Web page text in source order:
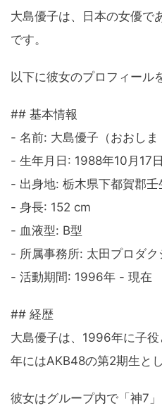
大島優子は、日本の女優で
です。
以下に彼女のプロフィール
## 基本情報
- 名前: 大島優子（おおしま
- 生年月日: 1988年10月17
- 出身地: 栃木県下都賀郡壬
- 身長: 152 cm
- 血液型: B型
- 所属事務所: 太田プロダク
- 活動期間: 1996年 - 現在
## 経歴
大島優子は、1996年に子
年にはAKB48の第2期生と
彼女はグループ内で「神7